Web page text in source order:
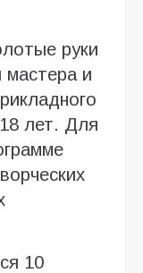
руки
мастера и
лет. Для
10